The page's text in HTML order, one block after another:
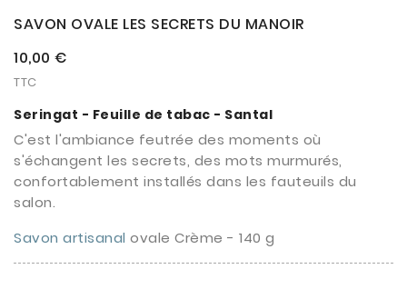
SAVON OVALE LES SECRETS DU MANOIR
10,00 €
TTC
Seringat - Feuille de tabac - Santal
C'est l'ambiance feutrée des moments où
s'échangent les secrets, des mots murmurés,
confortablement installés dans les fauteuils du
salon.
Savon artisanal ovale Crème - 140 g